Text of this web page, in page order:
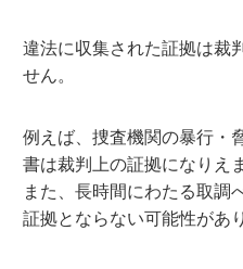
違法に収集された証拠は裁
せん。
例えば、捜査機関の暴行・
書は裁判上の証拠になりえ
また、長時間にわたる取調
証拠とならない可能性があ